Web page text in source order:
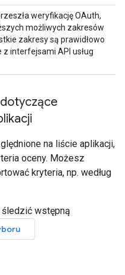
weryfikację OAuth,
możliwych zakresów
zakresy są prawidłowo
interfejsami API usług
na liście aplikacji,
oceny. Możesz
kryteria, np. według
wstępną